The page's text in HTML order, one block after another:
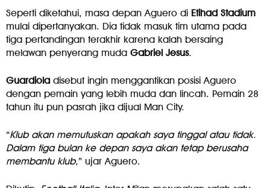
Seperti diketahui, masa depan Aguero di Etihad Stadium
mulai dipertanyakan. Dia tidak masuk tim utama pada
tiga pertandingan terakhir karena kalah bersaing
melawan penyerang muda Gabriel Jesus.
Guardiola disebut ingin menggantikan posisi Aguero
dengan pemain yang lebih muda dan lincah. Pemain 28
tahun itu pun pasrah jika dijual Man City.
“Klub akan memutuskan apakah saya tinggal atau tidak.
Dalam tiga bulan ke depan saya akan tetap berusaha
membantu klub,” ujar Aguero.